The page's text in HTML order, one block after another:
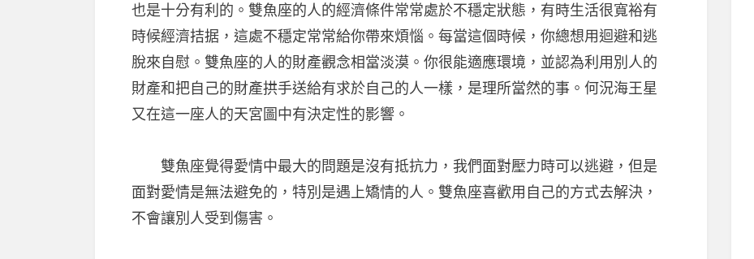
也是十分有利的。雙魚座的人的經濟條件常常處於不穩定狀態，有時生活很寬裕有
時候經濟拮据，這處不穩定常常給你帶來煩惱。每當這個時候，你總想用迴避和逃
脫來自慰。雙魚座的人的財產觀念相當淡漠。你很能適應環境，並認為利用別人的
財產和把自己的財產拱手送給有求於自己的人一樣，是理所當然的事。何況海王星
又在這一座人的天宮圖中有決定性的影響。
雙魚座覺得愛情中最大的問題是沒有抵抗力，我們面對壓力時可以逃避，但是
面對愛情是無法避免的，特別是遇上矯情的人。雙魚座喜歡用自己的方式去解決，
不會讓別人受到傷害。